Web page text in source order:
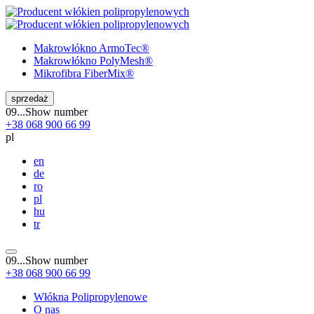
Makrowłókno ArmoTec®
Makrowłókno PolyMesh®
Mikrofibra FiberMix®
sprzedaż
09...Show number
+38 068 900 66 99
pl
en
de
ro
pl
hu
tr
09...Show number
+38 068 900 66 99
Włókna Polipropylenowe
O nas